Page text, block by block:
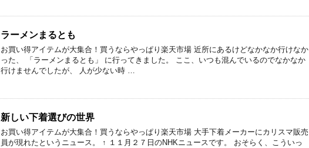
ラーメンまるとも
お買い得アイテムが大集合！買うならやっぱり楽天市場 近所にあるけどなかなか行けなか
った、 「ラーメンまるとも」 に行ってきました。 ここ、いつも混んでいるのでなかなか
行けませんでしたが、 人が少ない時 …
新しい下着選びの世界
お買い得アイテムが大集合！買うならやっぱり楽天市場 大手下着メーカーにカリスマ販売
員が現れたというニュース。 ↑ １１月２７日のNHKニュースです。 おそらく、こういっ